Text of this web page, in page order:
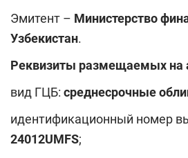
Эмитент – Министерство
Узбекистан.
Реквизиты размещаемых на
вид ГЦБ: среднесрочные
идентификационный номер
24012UMFS;